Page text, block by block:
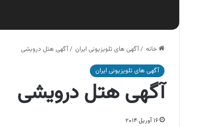
خانه /آگهی های تلویزیونی ایران /آگهی هتل درویشی
آگهی های تلویزیونی ایران
آگهی هتل درویشی
۱۶ آوریل ۲۰۱۴